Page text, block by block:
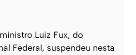
Luiz Fux, do
Federal, suspendeu nesta